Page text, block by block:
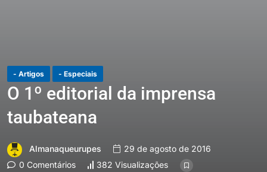
- Artigos - Especiais
O 1º editorial da imprensa
taubateana
Almanaqueurupes
29 de agosto de 2016
0 Comentários
382 Visualizações